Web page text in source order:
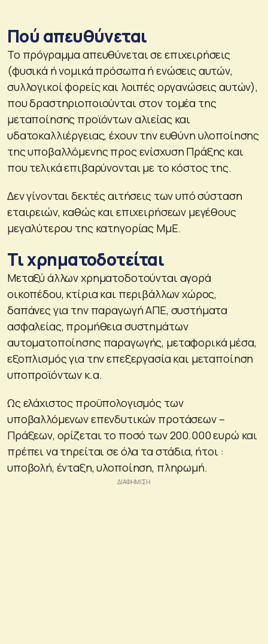
Πού απευθύνεται
Το πρόγραμμα απευθύνεται σε επιχειρήσεις
(φυσικά ή νομικά πρόσωπα ή ενώσεις αυτών,
συλλογικοί φορείς και λοιπές οργανώσεις αυτών),
που δραστηριοποιούνται στον τομέα της
μεταποίησης προϊόντων αλιείας και
υδατοκαλλιέργειας, έχουν την ευθύνη υλοποίησης
της υποβαλλόμενης προς ενίσχυση Πράξης και
που τελικά επιβαρύνονται με το κόστος της.
​Δεν γίνονται δεκτές αιτήσεις των υπό σύσταση
εταιρειών, καθώς και επιχειρήσεων μεγέθους
μεγαλύτερου της κατηγορίας Μμ​Ε.​
Τι χρηματοδοτείται
Μεταξύ άλλων χρηματοδοτούνται αγορά
οικοπέδου, κτίρια και περιβάλλων χώρος,
δαπάνες για την παραγωγή ΑΠΕ, συστήματα
ασφαλείας, προμήθεια συστημάτων
αυτοματοποίησης παραγωγής, μεταφορικά μέσα,
εξοπλισμός για την επεξεργασία και μεταποίηση
υποπροϊόντων κ.α.
Ως ελάχιστος προϋπολογισμός των
υποβαλλόμενων επενδυτικών προτάσεων –
Πράξεων, ορίζεται το ποσό των 200.000 ευρώ και
πρέπει να τηρείται σε όλα τα στάδια, ήτοι :
υποβολή, ένταξη, υλοποίηση, πληρωμή.